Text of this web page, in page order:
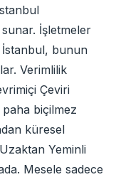
sunar. İşletmeler
bunun
Verimlilik
Çeviri
biçilmez
küresel
Yeminli
Mesele sadece